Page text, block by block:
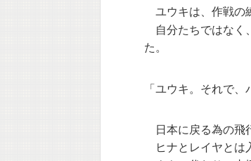
ユウキは、作戦の
自分たちではなく
た。
「ユウキ。それで、
日本に戻る為の飛
ヒナとレイヤとは